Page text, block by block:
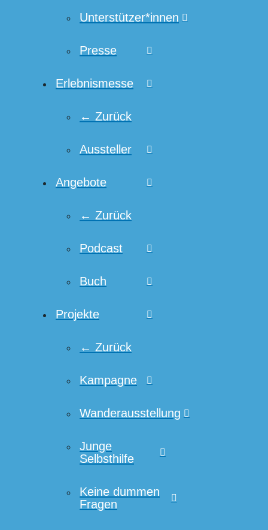
Unterstützer*innen
Presse
Erlebnismesse
← Zurück
Aussteller
Angebote
← Zurück
Podcast
Buch
Projekte
← Zurück
Kampagne
Wanderausstellung
Junge
Selbsthilfe
Keine dummen
Fragen